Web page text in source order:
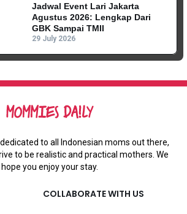
Jadwal Event Lari Jakarta
Agustus 2026: Lengkap Dari
GBK Sampai TMII
29 July 2026
to all Indonesian moms out there,
to be realistic and practical mothers. We
hope you enjoy your stay.
COLLABORATE WITH US